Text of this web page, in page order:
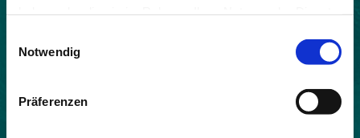
Notwendig
Präferenzen
Land:
Beitrittsjahr: